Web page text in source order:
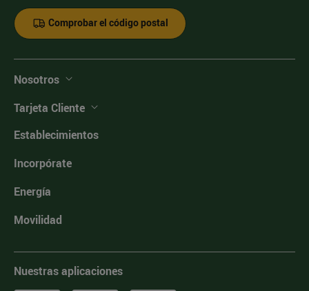
Comprobar el código postal
Nosotros
Tarjeta Cliente
Establecimientos
Incorpórate
Energía
Movilidad
Nuestras aplicaciones